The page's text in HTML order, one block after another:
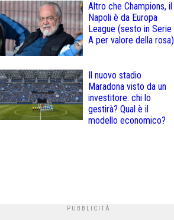
Altro che Champions, il
Napoli è da Europa
League (sesto in Serie
A per valore della rosa)
Il nuovo stadio
Maradona visto da un
investitore: chi lo
gestirà? Qual è il
modello economico?